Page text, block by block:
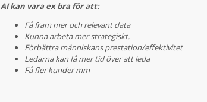
AI kan vara ex bra för att:
Få fram mer och relevant data
Kunna arbeta mer strategiskt.
Förbättra människans prestation/effektivitet
Ledarna kan få mer tid över att leda
Få fler kunder mm